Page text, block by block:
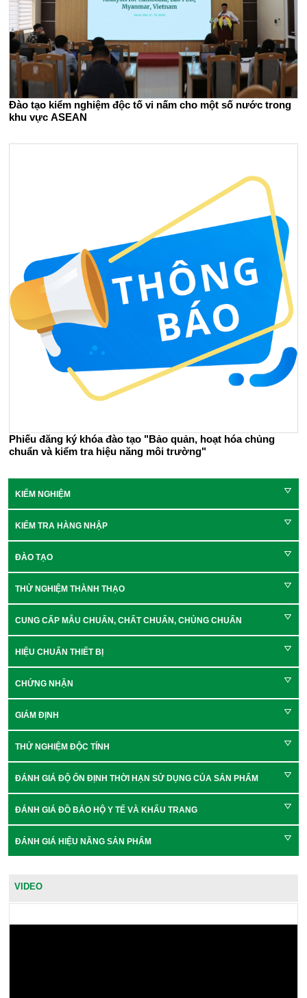
Đào tạo kiểm nghiệm độc tố vi nấm cho một số nước trong
khu vực ASEAN
Phiếu đăng ký khóa đào tạo "Bảo quản, hoạt hóa chủng
chuẩn và kiểm tra hiệu năng môi trường"
KIỂM NGHIỆM
KIỂM TRA HÀNG NHẬP
ĐÀO TẠO
THỬ NGHIỆM THÀNH THẠO
CUNG CẤP MẪU CHUẨN, CHẤT CHUẨN, CHỦNG CHUẨN
HIỆU CHUẨN THIẾT BỊ
CHỨNG NHẬN
GIÁM ĐỊNH
THỬ NGHIỆM ĐỘC TÍNH
ĐÁNH GIÁ ĐỘ ỔN ĐỊNH THỜI HẠN SỬ DỤNG CỦA SẢN PHẨM
ĐÁNH GIÁ ĐỒ BẢO HỘ Y TẾ VÀ KHẨU TRANG
ĐÁNH GIÁ HIỆU NĂNG SẢN PHẨM
VIDEO